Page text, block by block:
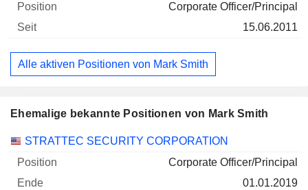
Corporate Officer/Principal
15.06.2011
Alle aktiven Positionen von Mark Smith
Ehemalige bekannte Positionen von Mark Smith
Unternehmen Position Ende
STRATTEC SECURITY CORPORATION
Corporate Officer/Principal
01.01.2019